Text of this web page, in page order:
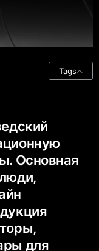
Tags
Основная
для